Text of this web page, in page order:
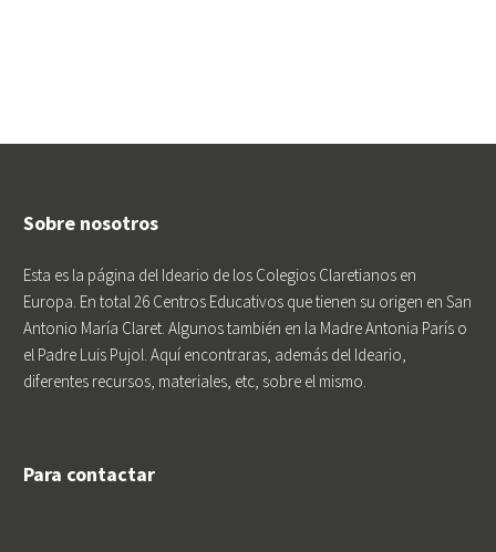
Sobre nosotros
Esta es la página del Ideario de los Colegios Claretianos en
Europa. En total 26 Centros Educativos que tienen su origen en San
Antonio María Claret. Algunos también en la Madre Antonia París o
el Padre Luis Pujol. Aquí encontraras, además del Ideario,
diferentes recursos, materiales, etc, sobre el mismo.
Para contactar